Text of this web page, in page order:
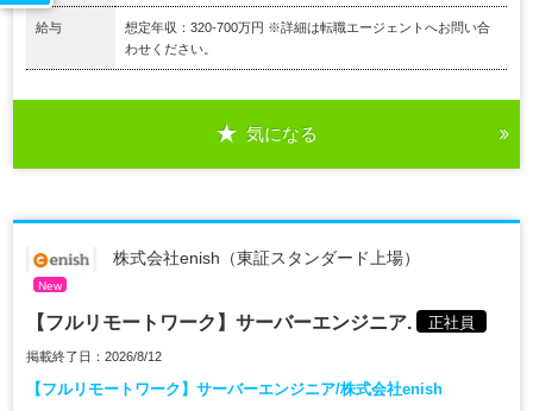
給与
想定年収：320-700万円 ※詳細は転職エージェントへお問い合
わせください。
気になる
株式会社enish（東証スタンダード上場）
New
【フルリモートワーク】サーバーエンジニア. 正社員
掲載終了日：2026/8/12
【フルリモートワーク】サーバーエンジニア/株式会社enish